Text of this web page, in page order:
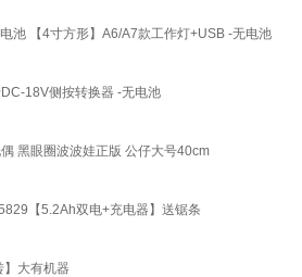
池 【4寸方形】A6/A7款工作灯+USB -无电池
18V侧按转换器 -无电池
黑眼圈波波娃正版 公仔大号40cm
【5.2Ah双电+充电器】送锯条
大有机器